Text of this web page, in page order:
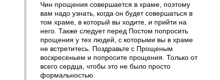
Чин прощения совершается в храме, поэтому
вам надо узнать, когда он будет совершаться в
том храме, в который вы ходите, и прийти на
него. Также следует перед Постом попросить
прощения у тех людей, с которыми вы в храме
не встретитесь. Поздравьте с Прощеным
воскресеньем и попросите прощения. Только от
всего сердца, чтобы это не было просто
формальностью.